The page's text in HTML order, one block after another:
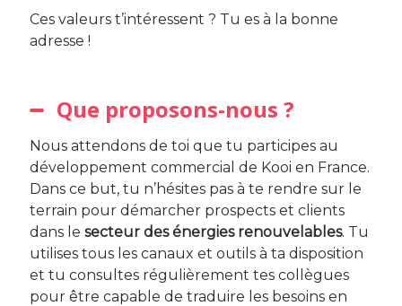
Ces valeurs t’intéressent ? Tu es à la bonne
adresse !
Que proposons-nous ?
Nous attendons de toi que tu participes au
développement commercial de Kooi en France.
Dans ce but, tu n’hésites pas à te rendre sur le
terrain pour démarcher prospects et clients
dans le secteur des énergies renouvelables. Tu
utilises tous les canaux et outils à ta disposition
et tu consultes régulièrement tes collègues
pour être capable de traduire les besoins en